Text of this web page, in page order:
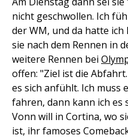
nicht geschwollen. Ich
der WM, und da hatte
sie nach dem Rennen in
weitere Rennen bei
offen: "Ziel ist die
es sich anfühlt. Ich muss
fahren, dann kann ich es
Vonn will in Cortina, wo
ist, ihr famoses